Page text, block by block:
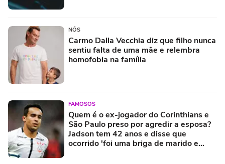
NÓS
Carmo Dalla Vecchia diz que filho nunca
sentiu falta de uma mãe e relembra
homofobia na família
FAMOSOS
Quem é o ex-jogador do Corinthians e
São Paulo preso por agredir a esposa?
Jadson tem 42 anos e disse que
ocorrido 'foi uma briga de marido e